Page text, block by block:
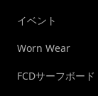
イベント
Worn Wear
FCDサーフボード